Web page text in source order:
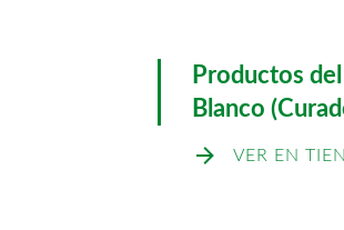
Productos
Blanco
VER EN